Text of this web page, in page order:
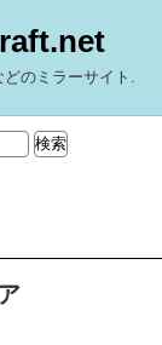
のミラーサイト.